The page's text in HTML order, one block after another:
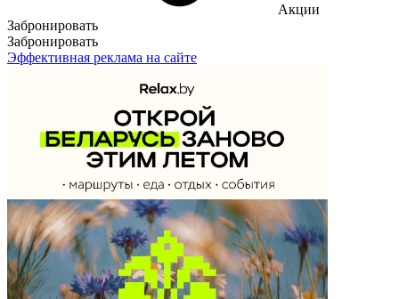
Акции
Забронировать
Забронировать
Эффективная реклама на сайте